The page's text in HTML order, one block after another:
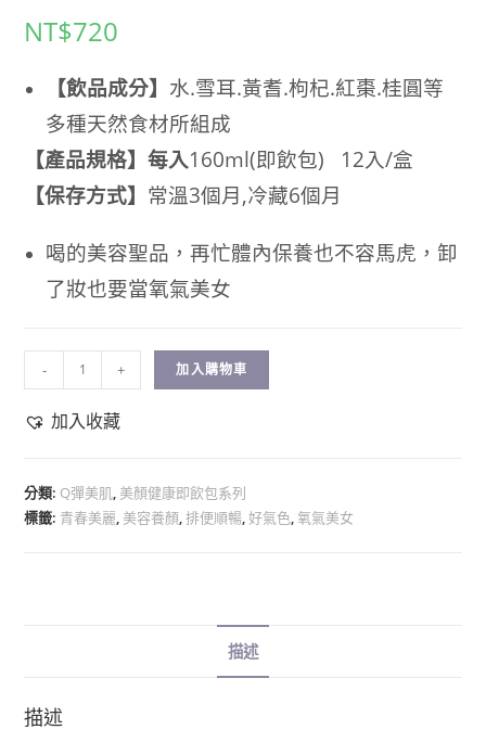
NT$720
【飲品成分】 水.雪耳.黃耆.枸杞.紅棗.桂圓等
多種天然食材所組成
【產品規格】每入160ml(即飲包) 12入/盒
【保存方式】 常溫3個月,冷藏6個月
喝的美容聖品，再忙體內保養也不容馬虎，卸
了妝也要當氧氣美女
- + 加入購物車
加入收藏
分類: Q彈美肌, 美顏健康即飲包系列
標籤: 青春美麗, 美容養顏,排便順暢,好氣色, 氧氣美女
描述
描述